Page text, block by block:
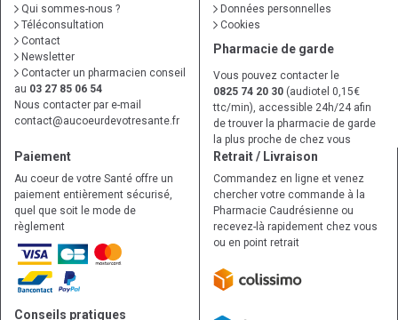
Qui sommes-nous ?
Téléconsultation
Contact
Newsletter
Contacter un pharmacien conseil
au 03 27 85 06 54
Nous contacter par e-mail
contact@aucoeurdevotresante.fr
Données personnelles
Cookies
Pharmacie de garde
Vous pouvez contacter le
0825 74 20 30 (audiotel 0,15€
ttc/min), accessible 24h/24 afin
de trouver la pharmacie de garde
la plus proche de chez vous
Paiement
Au coeur de votre Santé offre un
paiement entièrement sécurisé,
quel que soit le mode de
règlement
Conseils pratiques
Retrait / Livraison
Commandez en ligne et venez
chercher votre commande à la
Pharmacie Caudrésienne ou
recevez-là rapidement chez vous
ou en point retrait